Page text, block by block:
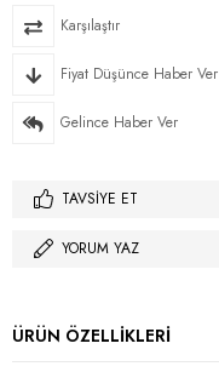
Karşılaştır
Fiyat Düşünce Haber Ver
Gelince Haber Ver
TAVSIYE ET
YORUM YAZ
ÜRÜN ÖZELLIKLERI